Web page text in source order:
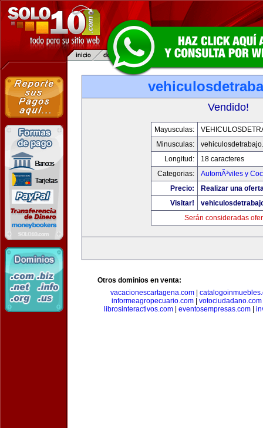
Vendido!
Mayusculas:
Minusculas:
Longitud:
18 caracteres
Categorias:
AutomÃ³viles y
Precio:
Realizar una
Visitar!
Serán consideradas
Otros dominios en venta:
vacacionescartagena.com
informeagropecuario.com| votociudadano.com
librosinteractivos.com| eventosempresas.com|